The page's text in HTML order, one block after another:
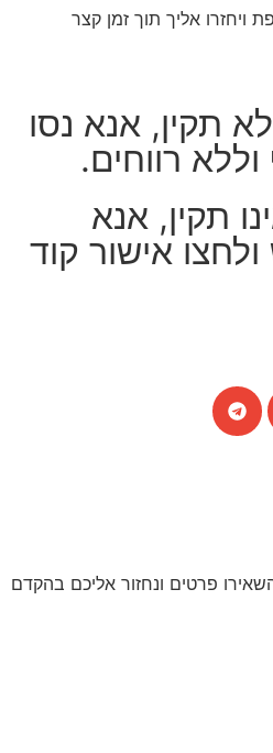
ויחזרו אליך תוך זמן קצר
תקין, אנא נסו
רווחים.
תקין, אנא
אישור קוד
פרטים ונחזור אליכם בהקדם